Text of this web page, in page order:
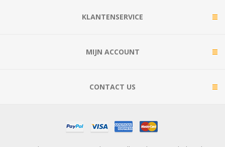
KLANTENSERVICE
MIJN ACCOUNT
CONTACT US